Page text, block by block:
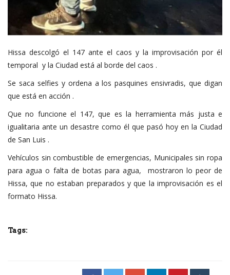
Hissa descolgó el 147 ante el caos y la improvisación por él
temporal y la Ciudad está al borde del caos .
Se saca selfies y ordena a los pasquines ensivradis, que digan
que está en acción .
Que no funcione el 147, que es la herramienta más justa e
igualitaria ante un desastre como él que pasó hoy en la Ciudad
de San Luis .
Vehículos sin combustible de emergencias, Municipales sin ropa
para agua o falta de botas para agua, mostraron lo peor de
Hissa, que no estaban preparados y que la improvisación es el
formato Hissa.
Tags: